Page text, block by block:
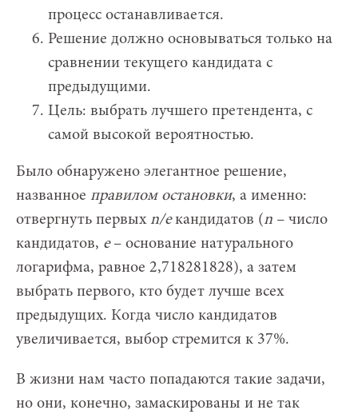
процесс останавливается.
Решение должно основываться только на
сравнении текущего кандидата с
предыдущими.
Цель: выбрать лучшего претендента, с
самой высокой вероятностью.
Было обнаружено элегантное решение,
названное правилом остановки, а именно:
отвергнуть первых n/eкандидатов (n – число
кандидатов, e – основание натурального
логарифма, равное 2,718281828), а затем
выбрать первого, кто будет лучше всех
предыдущих. Когда число кандидатов
увеличивается, выбор стремится к 37%.
В жизни нам часто попадаются такие задачи,
но они, конечно, замаскированы и не так